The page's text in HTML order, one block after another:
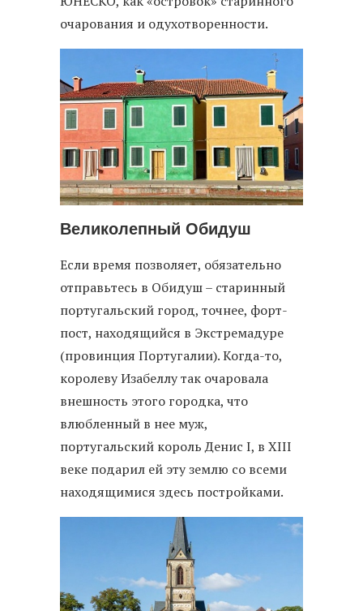
очарования и одухотворенности.
Великолепный Обидуш
Если время позволяет, обязательно
отправьтесь в Обидуш – старинный
португальский город, точнее, форт-
пост, находящийся в Экстремадуре
(провинция Португалии). Когда-то,
королеву Изабеллу так очаровала
внешность этого городка, что
влюбленный в нее муж,
португальский король Денис I, в XIII
веке подарил ей эту землю со всеми
находящимися здесь постройками.